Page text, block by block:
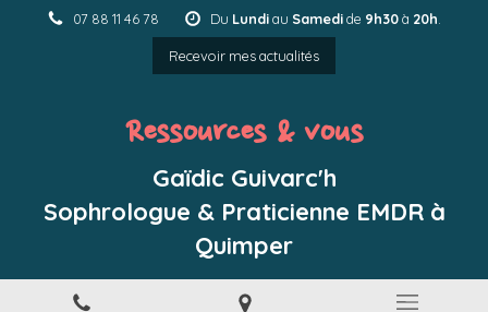
07 88 11 46 78 Du Lundiau Samedide 9h30à 20h
Recevoir mes actualités
Ressources & vous
Gaïdic Guivarc'h
Sophrologue & Praticienne EMDR à
Quimper